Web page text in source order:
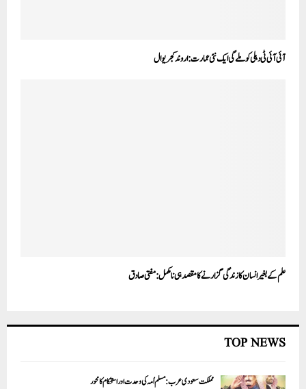
آئی آئی ٹی دہلی کو ملے گی ایک نئی عمارت:اروند کجریوال
علم کے بغیر انسان کا زندگی گزارنے کا مقصد ہی نامکمل:مفتی صادق
TOP NEWS
مملکت سعودی عرب: مسلم اُمہ کی وحدت اور استحکام کا محور